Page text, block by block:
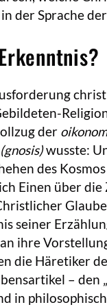
der Sprache
der
(gnosis)wusste:
des
Einen über
seiner
ihre
die Häretiker
– den
in